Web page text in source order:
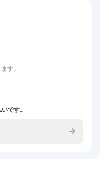
す。
です。